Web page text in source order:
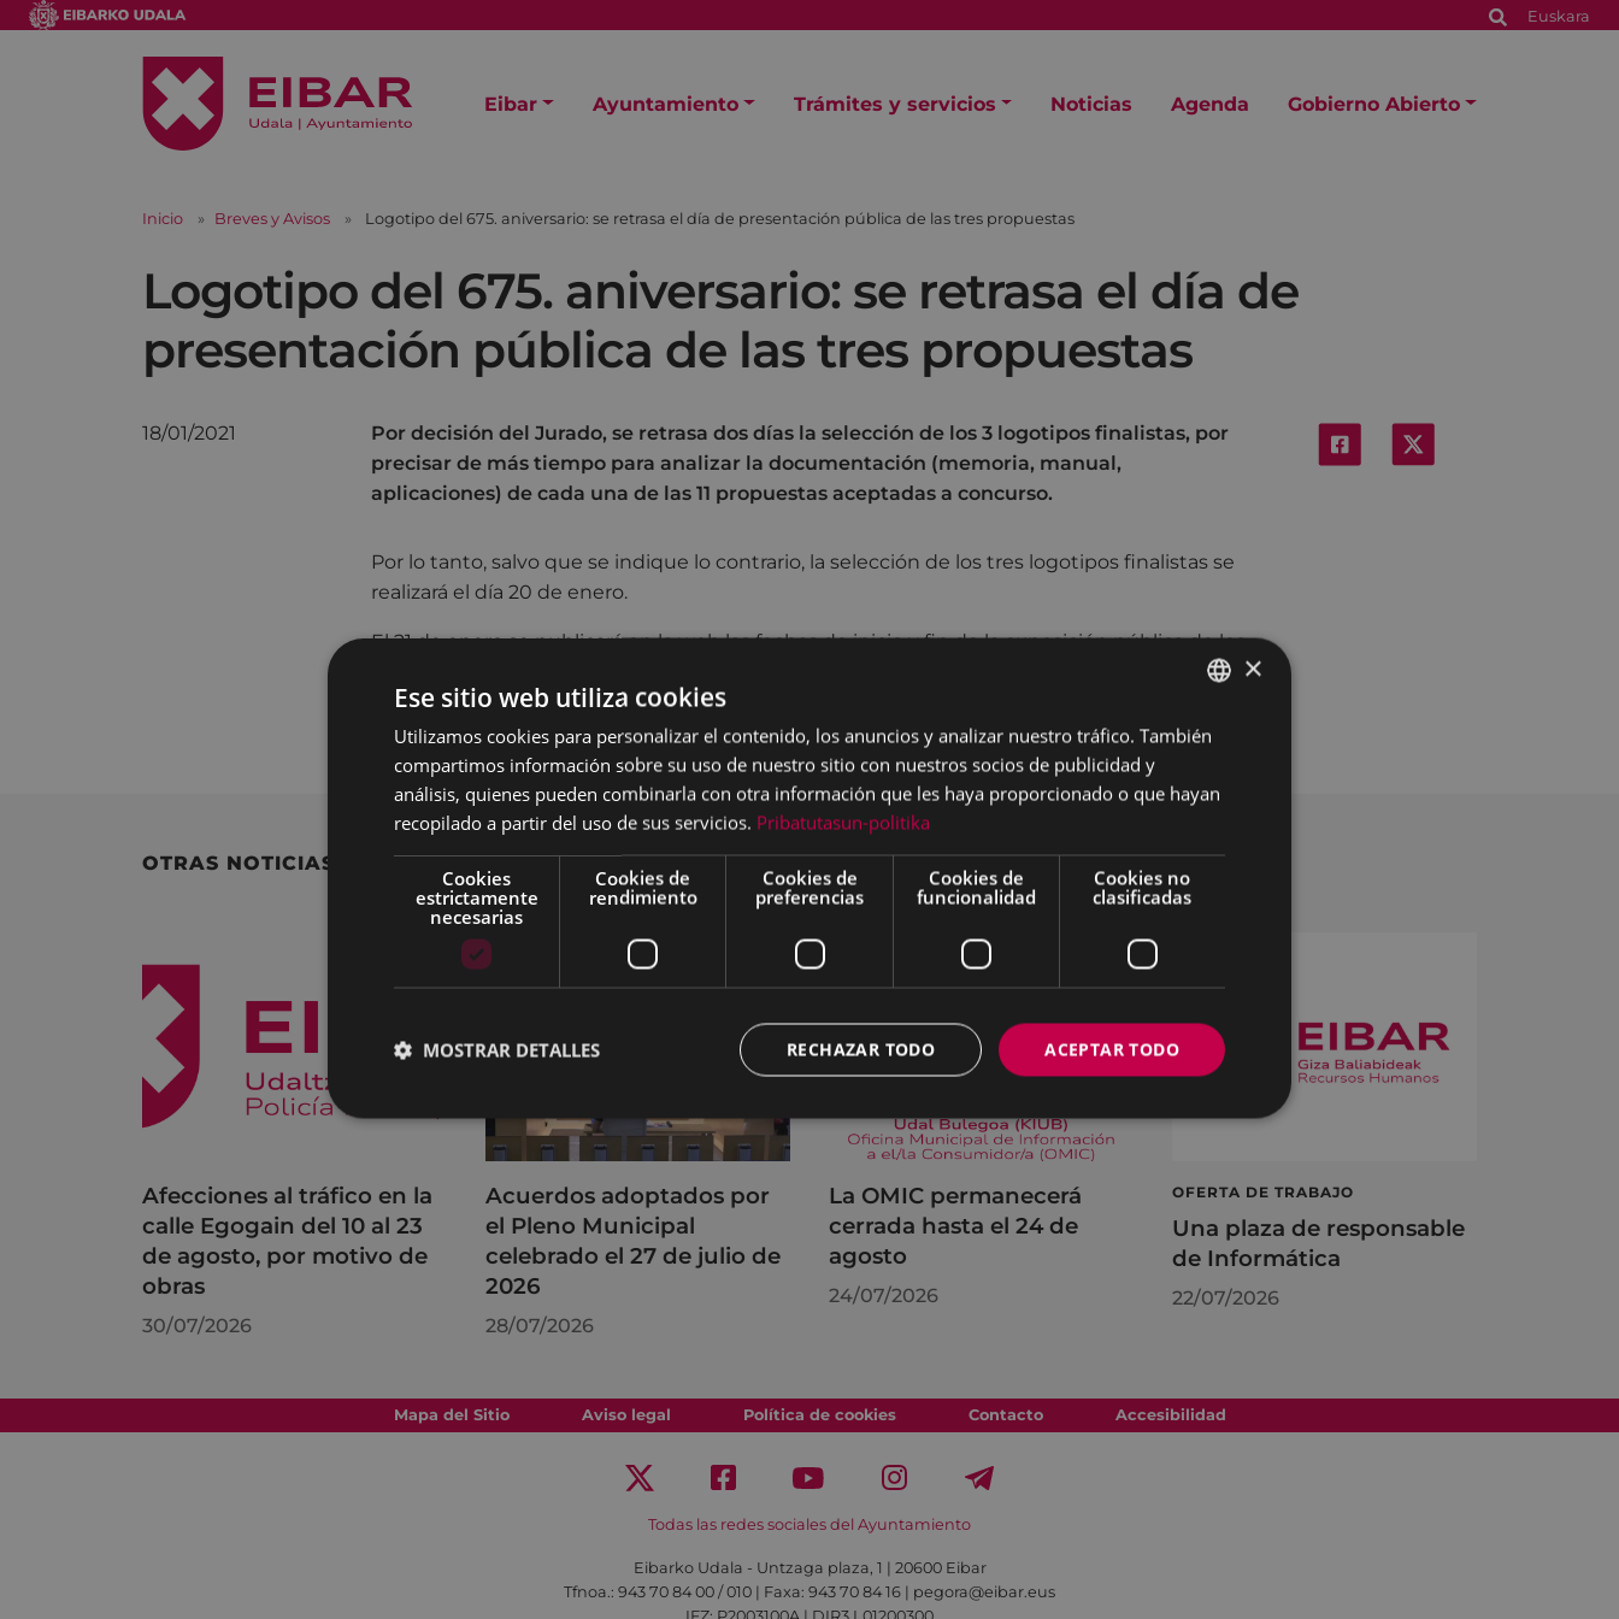
Euskara
Eibar Ayuntamiento Trámites y servicios Noticias Agenda Gobierno Abierto
Inicio Breves y Avisos Logotipo del 675. aniversario: se retrasa el día de presentación pública de las tres propuestas
Logotipo del 675. aniversario: se retrasa el día de
presentación pública de las tres propuestas
18/01/2021
Por decisión del Jurado, se retrasa dos días la selección de los 3 logotipos finalistas, por
precisar de más tiempo para analizar la documentación (memoria, manual,
aplicaciones) de cada una de las 11 propuestas aceptadas a concurso.
Por lo tanto, salvo que se indique lo contrario, la selección de los tres logotipos finalistas se
realizará el día 20 de enero.
El 21 de enero se publicará en la web las fechas de inicio y fin de la exposición pública de los
OTRAS NOTICIAS
Afecciones al tráfico en la
calle Egogain del 10 al 23
de agosto, por motivo de
obras
30/07/2026
Acuerdos adoptados por
el Pleno Municipal
celebrado el 27 de julio de
2026
28/07/2026
La OMIC permanecerá
cerrada hasta el 24 de
agosto
24/07/2026
OFERTA DE TRABAJO
Una plaza de responsable
de Informática
22/07/2026
Mapa del Sitio Aviso legal Política de cookies Contacto Accesibilidad
Todas las redes sociales del Ayuntamiento
Eibarko Udala - Untzaga plaza, 1 | 20600 Eibar
Tfnoa.: 943 70 84 00 / 010 | Faxa: 943 70 84 16 | pegora@eibar.eus
BASQUE
×
Ese sitio web utiliza cookies
Utilizamos cookies para personalizar el contenido, los anuncios y analizar nuestro tráfico. También
compartimos información sobre su uso de nuestro sitio con nuestros socios de publicidad y
análisis, quienes pueden combinarla con otra información que les haya proporcionado o que hayan
recopilado a partir del uso de sus servicios. Pribatutasun-politika
Cookies
estrictamente
necesarias
Cookies de
rendimiento
Cookies de
preferencias
Cookies de
funcionalidad
Cookies no
clasificadas
ACEPTAR TODO
RECHAZAR TODO
MOSTRAR DETALLES